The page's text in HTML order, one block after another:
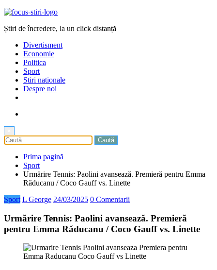
Știri de încredere, la un click distanță
Divertisment
Economie
Politica
Sport
Stiri nationale
Despre noi
Prima pagină
Sport
Urmărire Tennis: Paolini avansează. Premieră pentru Emma
Răducanu / Coco Gauff vs. Linette
Sport L George 24/03/2025 0 Comentarii
Urmărire Tennis: Paolini avansează. Premieră
pentru Emma Răducanu / Coco Gauff vs. Linette